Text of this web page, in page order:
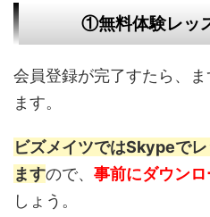
①無料体験レッ
会員登録が完了すたら、
ます。
ビズメイツではSkypeで
ますので、 事前にダウンロ
しょう。